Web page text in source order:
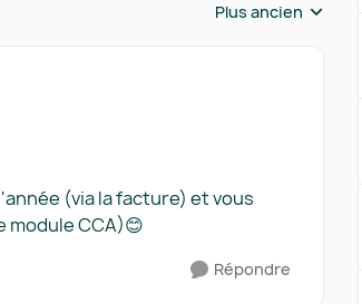
Réponses triées par
Plus ancien
(via la facture) et vous
CCA)😊
Répondre